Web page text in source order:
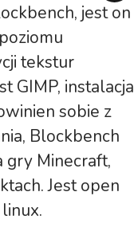
jest on
tekstur
GIMP, instalacja
sobie z
Blockbench
gry Minecraft,
Jest open